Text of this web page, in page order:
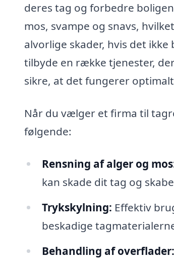
deres tag og forbedre
mos, svampe og snavs,
alvorlige skader, hvis det
tilbyde en række tjenester,
sikre, at det fungerer
Når du vælger et firma til
følgende:
Rensning af alger og
kan skade dit tag og
Trykskylning: Effektiv
beskadige
Behandling af overflader: